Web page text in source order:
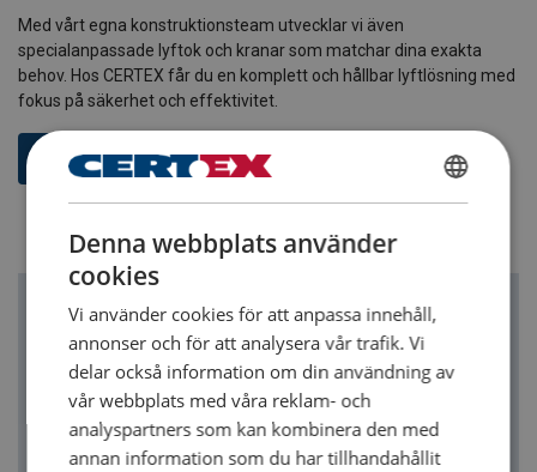
Med vårt egna konstruktionsteam utvecklar vi även
specialanpassade lyftok och kranar som matchar dina exakta
behov. Hos CERTEX får du en komplett och hållbar lyftlösning med
fokus på säkerhet och effektivitet.
Läs mer om våra kranar
SWEDISH
ENGLISH TRANSLATION
Denna webbplats använder
cookies
Vi använder cookies för att anpassa innehåll,
annonser och för att analysera vår trafik. Vi
delar också information om din användning av
vår webbplats med våra reklam- och
analyspartners som kan kombinera den med
annan information som du har tillhandahållit